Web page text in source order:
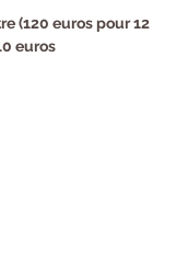
(120 euros pour 12
euros